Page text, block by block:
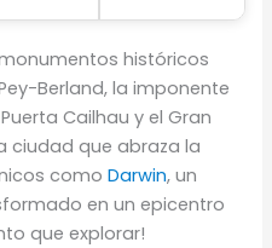
históricos
Berland, la imponente
Cailhau y el Gran
ciudad que abraza la
comoDarwin, un
en un epicentro
que explorar!